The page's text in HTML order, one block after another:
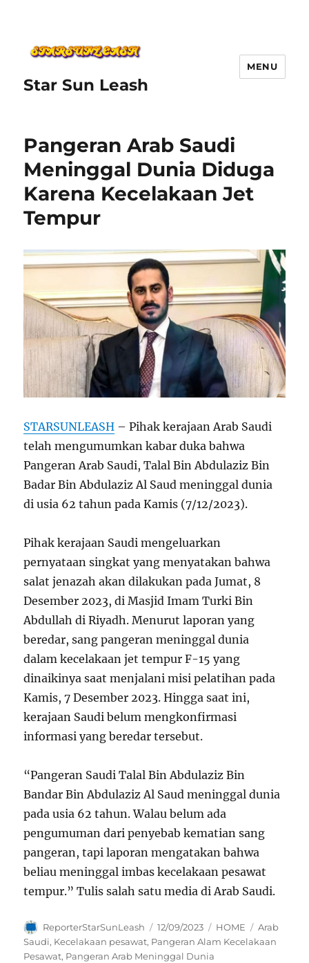
Star Sun Leash
MENU
Pangeran Arab Saudi
Meninggal Dunia Diduga
Karena Kecelakaan Jet
Tempur
STARSUNLEASH – Pihak kerajaan Arab Saudi
telah mengumumkan kabar duka bahwa
Pangeran Arab Saudi, Talal Bin Abdulaziz Bin
Badar Bin Abdulaziz Al Saud meninggal dunia
di usia 62 tahun pada Kamis (7/12/2023).
Pihak kerajaan Saudi mengeluarkan
pernyataan singkat yang menyatakan bahwa
salat jenazah akan dilakukan pada Jumat, 8
Desember 2023, di Masjid Imam Turki Bin
Abdullah di Riyadh. Menurut laporan yang
beredar, sang pangeran meninggal dunia
dalam kecelakaan jet tempur F-15 yang
dinaikinya saat menjalani misi pelatihan pada
Kamis, 7 Desember 2023. Hingga saat ini,
kerajaan Saudi belum mengkonfirmasi
informasi yang beredar tersebut.
“Pangeran Saudi Talal Bin Abdulaziz Bin
Bandar Bin Abdulaziz Al Saud meninggal dunia
pada usia 62 tahun. Walau belum ada
pengumuman dari penyebab kematian sang
pangeran, tapi laporan mengatakan bahwa
beliau meninggal imbas kecelakaan pesawat
tempur.” Tulis salah satu media di Arab Saudi.
Author
ReporterStarSunLeash
Posted
on
12/09/2023 Categories
HOME Tags
Arab
Saudi, Kecelakaan pesawat, Pangeran Alam Kecelakaan
Pesawat, Pangeran Arab Meninggal Dunia